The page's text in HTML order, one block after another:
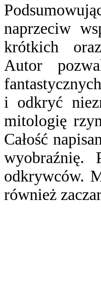
naprzeciw
krótkich
Autor
i odkryć
mitologię
Całość
odkrywców.
również